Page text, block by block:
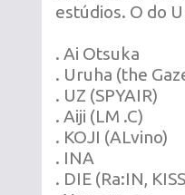
estúdios. O do
. Ai Otsuka
. Uruha (the
. UZ (SPYAIR)
. Aiji (LM .C)
. KOJI (ALvino)
. INA
. DIE (Ra:IN,